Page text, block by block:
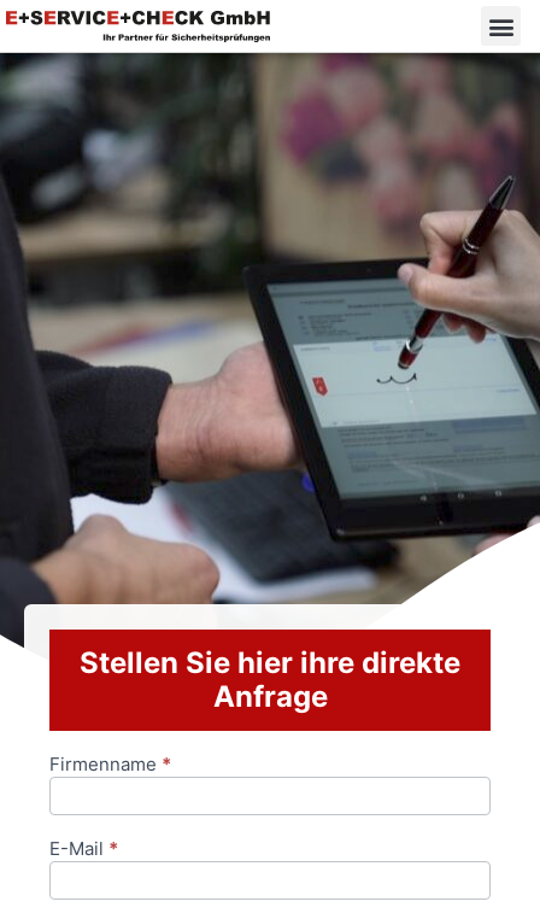
Stellen Sie hier ihre direkte
Anfrage
Anfrageformular
Firmenname *
E-Mail *